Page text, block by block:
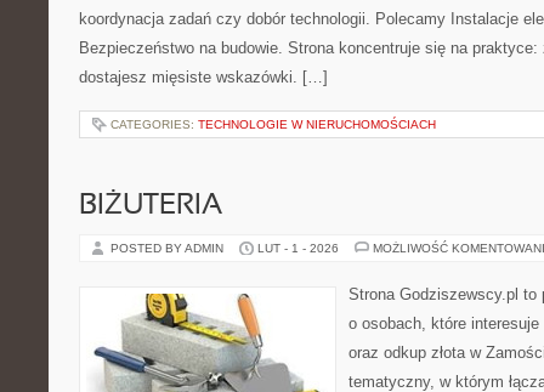
koordynacja zadań czy dobór technologii. Polecamy Instalacje
Bezpieczeństwo na budowie. Strona koncentruje się na praktyce:
dostajesz mięsiste wskazówki. […]
CATEGORIES: TECHNOLOGIE W NIERUCHOMOŚCIACH
BIŻUTERIA
POSTED BY ADMIN LUT - 1 - 2026 MOŻLIWOŚĆ
Strona Godziszewscy.pl
o osobach, które
oraz odkup złota w
tematyczny, w którym